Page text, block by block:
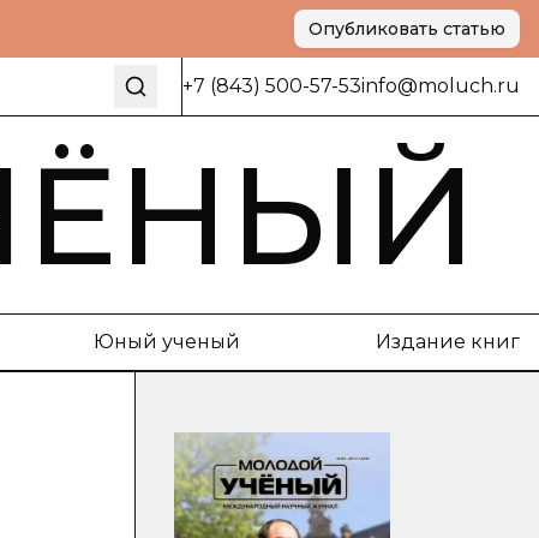
Опубликовать статью
+7 (843) 500-57-53info@moluch.ru
Юный ученый Издание книг